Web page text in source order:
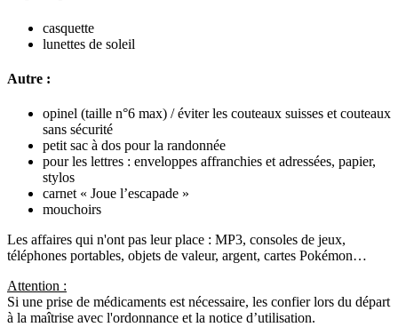
casquette
lunettes de soleil
Autre :
opinel (taille n°6 max) / éviter les couteaux suisses et couteaux
sans sécurité
petit sac à dos pour la randonnée
pour les lettres : enveloppes affranchies et adressées, papier,
stylos
carnet « Joue l’escapade »
mouchoirs
Les affaires qui n'ont pas leur place : MP3, consoles de jeux,
téléphones portables, objets de valeur, argent, cartes Pokémon…
Attention :
Si une prise de médicaments est nécessaire, les confier lors du départ
à la maîtrise avec l'ordonnance et la notice d’utilisation.